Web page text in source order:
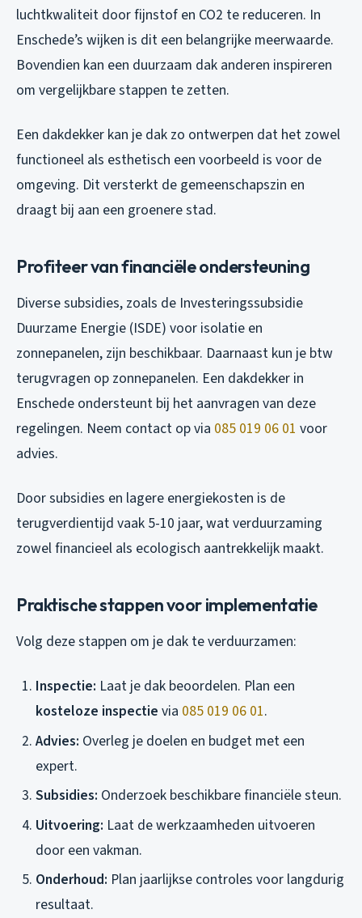
luchtkwaliteit door fijnstof en CO2 te reduceren. In
Enschede’s wijken is dit een belangrijke meerwaarde.
Bovendien kan een duurzaam dak anderen inspireren
om vergelijkbare stappen te zetten.
Een dakdekker kan je dak zo ontwerpen dat het zowel
functioneel als esthetisch een voorbeeld is voor de
omgeving. Dit versterkt de gemeenschapszin en
draagt bij aan een groenere stad.
Profiteer van financiële ondersteuning
Diverse subsidies, zoals de Investeringssubsidie
Duurzame Energie (ISDE) voor isolatie en
zonnepanelen, zijn beschikbaar. Daarnaast kun je btw
terugvragen op zonnepanelen. Een dakdekker in
Enschede ondersteunt bij het aanvragen van deze
regelingen. Neem contact op via 085 019 06 01 voor
advies.
Door subsidies en lagere energiekosten is de
terugverdientijd vaak 5-10 jaar, wat verduurzaming
zowel financieel als ecologisch aantrekkelijk maakt.
Praktische stappen voor implementatie
Volg deze stappen om je dak te verduurzamen:
Inspectie: Laat je dak beoordelen. Plan een
kosteloze inspectie via 085 019 06 01.
Advies: Overleg je doelen en budget met een
expert.
Subsidies: Onderzoek beschikbare financiële steun.
Uitvoering: Laat de werkzaamheden uitvoeren
door een vakman.
Onderhoud: Plan jaarlijkse controles voor langdurig
resultaat.